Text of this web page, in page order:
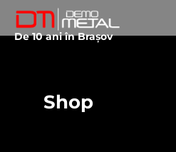
De 10 ani în Brașov
Shop